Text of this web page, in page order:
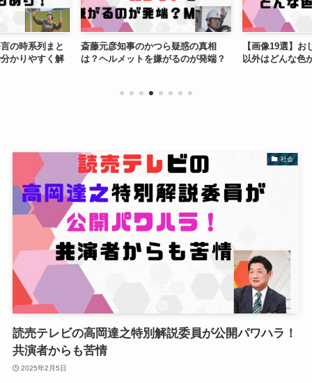
の時系列まと
かりやすく解
斎藤元彦知事のかつら疑惑の真相
は？ヘルメットを嫌がるのが発端？
【画像19選】
以外はどんな色
社会
読売テレビの高岡達之特別解説委員が公開パワハラ！
共演者からも苦情
2025年2月5日